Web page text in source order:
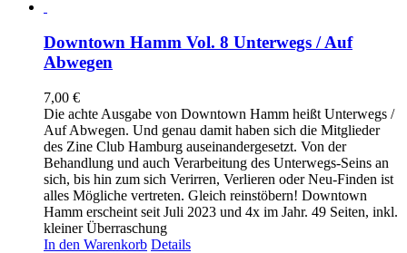
Downtown Hamm Vol. 8 Unterwegs / Auf
Abwegen
7,00 €
Die achte Ausgabe von Downtown Hamm heißt Unterwegs /
Auf Abwegen. Und genau damit haben sich die Mitglieder
des Zine Club Hamburg auseinandergesetzt. Von der
Behandlung und auch Verarbeitung des Unterwegs-Seins an
sich, bis hin zum sich Verirren, Verlieren oder Neu-Finden ist
alles Mögliche vertreten. Gleich reinstöbern! Downtown
Hamm erscheint seit Juli 2023 und 4x im Jahr. 49 Seiten, inkl.
kleiner Überraschung
In den Warenkorb Details